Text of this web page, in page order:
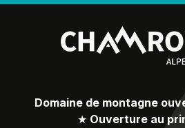
Domaine de montagne
★ Ouverture au